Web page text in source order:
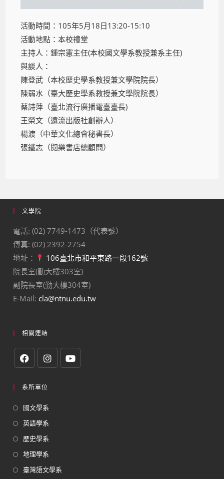
活動時間：105年5月18日13:20-15:10
活動地點：本校禮堂
主持人：鍾宗憲主任(本校國文學系教授兼系主任)
與談人：
陳登武（本校歷史學系教授兼文學院院長）
陳弱水（臺大歷史學系教授兼文學院院長）
蔡詩萍（臺北流行廣播電臺臺長)
王榮文（遠流出版社創辦人）
楊渡（中華文化總會秘書長）
張鐵志（閱樂書店總顧問）
文學院
電話: (02) 7749-1473（代表號）
傳真: (02) 2392-2754
地址：
106臺北市和平東路一段162號
院長室(勤大樓303室)
副院長室(勤大樓304室)
E-Mail: cla@ntnu.edu.tw
相關連結
系所單位
國文學系
英語學系
歷史學系
地理學系
臺灣語文學系